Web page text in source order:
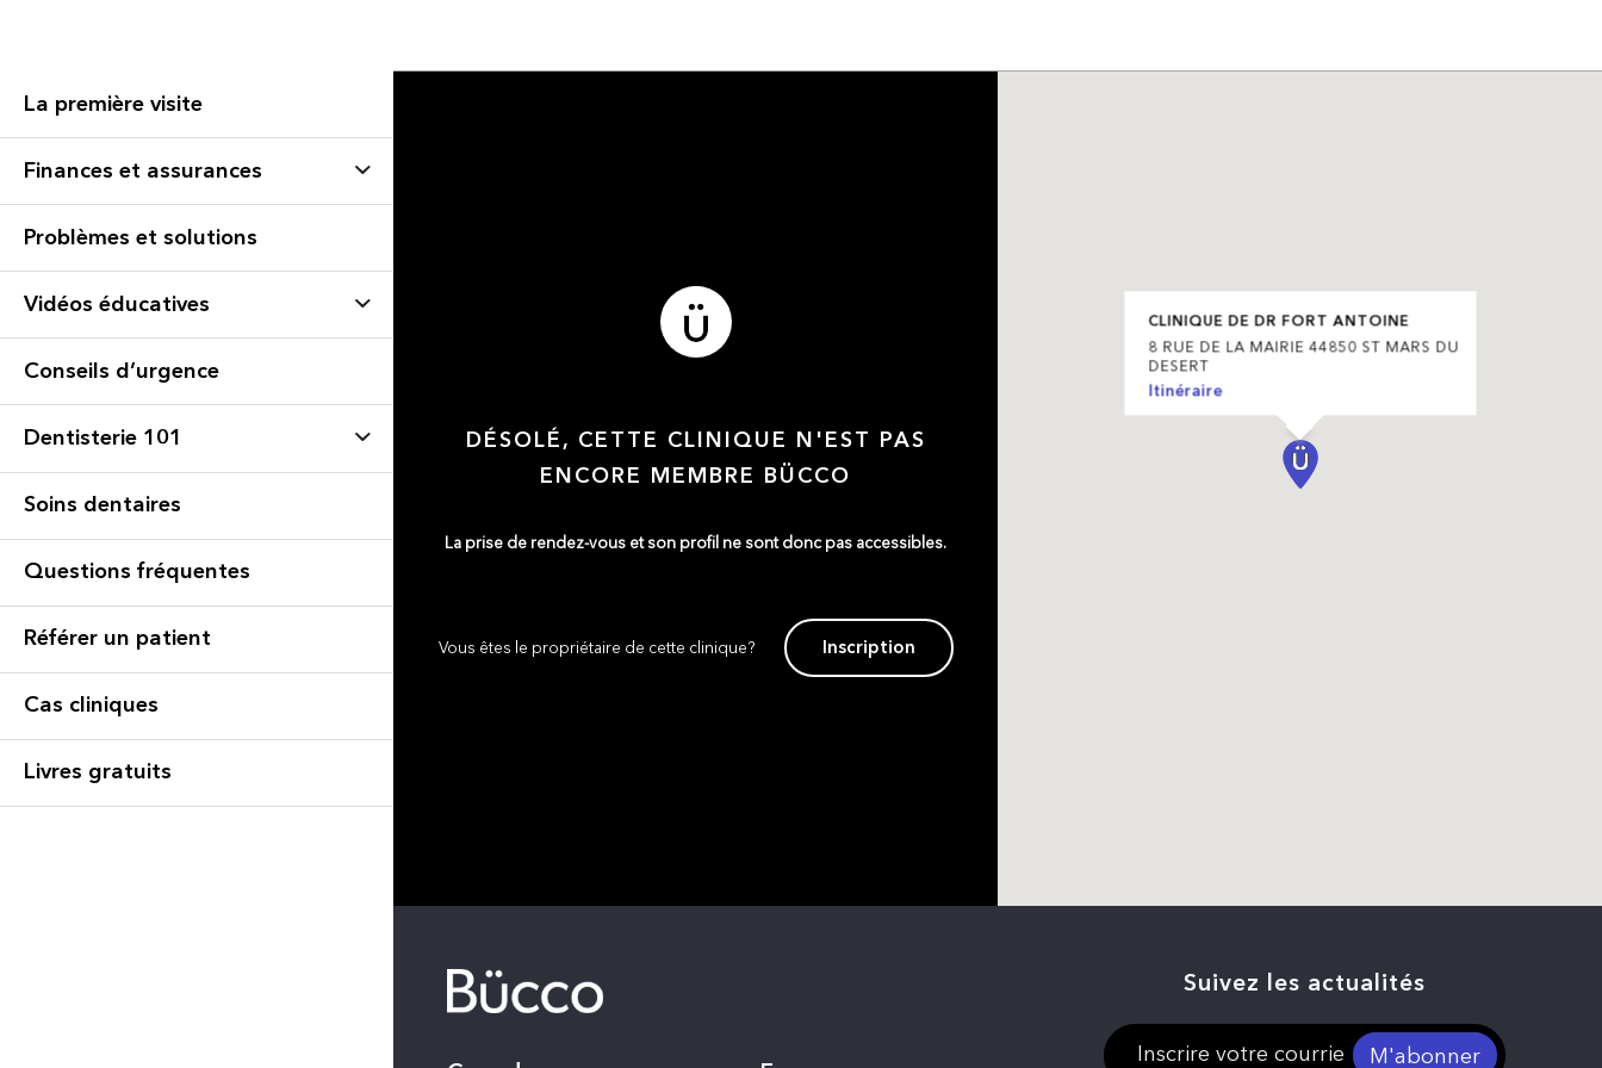
La première visite
Finances et assurances
Problèmes et solutions
Vidéos éducatives
Conseils d’urgence
Dentisterie 101
Soins dentaires
Questions fréquentes
Référer un patient
Cas cliniques
Livres gratuits
DÉSOLÉ, CETTE CLINIQUE N'EST PAS
ENCORE MEMBRE BÜCCO
La prise de rendez-vous et son profil ne sont donc pas accessibles.
Vous êtes le propriétaire de cette clinique? Inscription
CLINIQUE DE DR FORT ANTOINE
8 RUE DE LA MAIRIE 44850 ST MARS DU
DESERT
Itinéraire
Suivez les actualités
M'abonner